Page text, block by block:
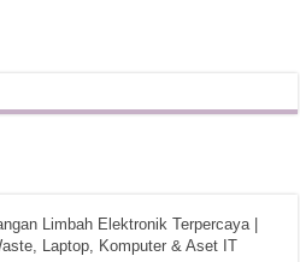
Limbah Elektronik Terpercaya |
Laptop, Komputer & Aset IT